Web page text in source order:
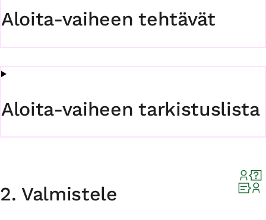
Aloita-vaiheen tehtävät
Aloita-vaiheen tarkistuslista
2. Valmistele